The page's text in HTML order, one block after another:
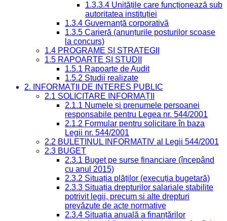
1.3.3.4 Unitățile care funcționează sub
autoritatea instituției
1.3.4 Guvernanță corporativă
1.3.5 Carieră (anunțurile posturilor scoase
la concurs)
1.4 PROGRAME ȘI STRATEGII
1.5 RAPOARTE ȘI STUDII
1.5.1 Rapoarte de Audit
1.5.2 Studii realizate
2. INFORMAȚII DE INTERES PUBLIC
2.1 SOLICITARE INFORMAȚII
2.1.1 Numele și prenumele persoanei
responsabile pentru Legea nr. 544/2001
2.1.2 Formular pentru solicitare în baza
Legii nr. 544/2001
2.2 BULETINUL INFORMATIV al Legii 544/2001
2.3 BUGET
2.3.1 Buget pe surse financiare (începând
cu anul 2015)
2.3.2 Situația plăților (execuția bugetară)
2.3.3 Situația drepturilor salariale stabilite
potrivit legii, precum și alte drepturi
prevăzute de acte normative
2.3.4 Situația anuală a finanțărilor